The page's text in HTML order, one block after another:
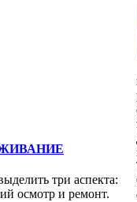
три аспекта:
осмотр и ремонт.